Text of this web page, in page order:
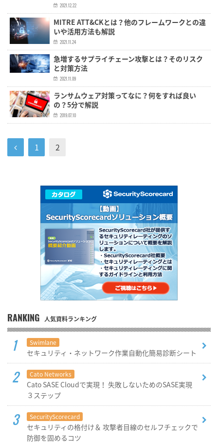
2021.12.22
MITRE ATT&CKとは？他のフレームワークとの違
いや活用方法も解説
2021.11.24
急増するサプライチェーン攻撃とは？そのリスク
と対策方法
2021.11.09
ランサムウェア対策ってなに？何をすれば良い
の？5分で解説
2019.07.10
1 2
RANKING 人気資料ランキング
Swimlane
セキュリティ・ネットワーク作業自動化簡易診断シート
Cato Networks
Cato SASE Cloudで実現！ 失敗しないためのSASE実現
３ステップ
SecurityScorecard
セキュリティの格付け＆ 攻撃者目線のセルフチェックで
防御を固めるコツ